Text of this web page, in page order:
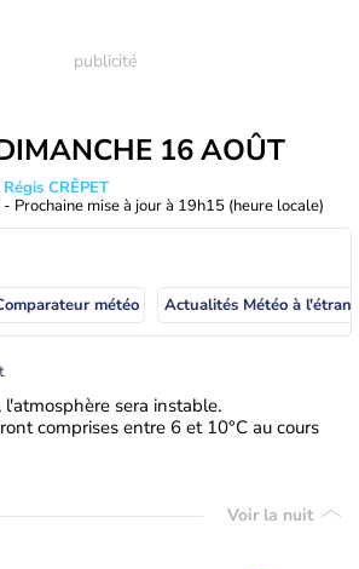
16 AOÛT
Régis CRÊPET
- Prochaine mise à jour à 19h15 (heure locale)
météo
l'atmosphère sera instable.
comprises entre 6 et 10°C au cours
Voir la nuit